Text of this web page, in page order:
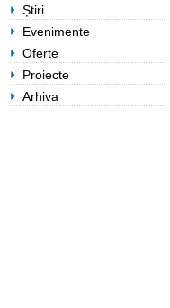
Știri
Evenimente
Oferte
Proiecte
Arhiva